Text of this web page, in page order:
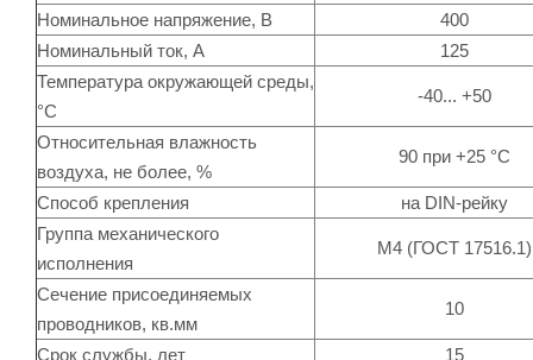
Номинальное напряжение, В
400
Номинальный ток, А
125
Температура окружающей среды,
°C
-40... +50
Относительная влажность
воздуха, не более, %
90 при +25 °C
Способ крепления
на DIN-рейку
Группа механического
исполнения
М4 (ГОСТ 17516.1)
Сечение присоединяемых
проводников, кв.мм
10
Срок службы, лет 15